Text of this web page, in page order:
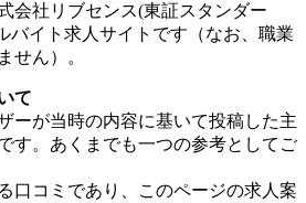
会社リブセンス(東証スタンダー
バイト求人サイトです（なお、職業
せん）。
て
ーが当時の内容に基いて投稿した主
す。あくまでも一つの参考としてご
口コミであり、このページの求人案